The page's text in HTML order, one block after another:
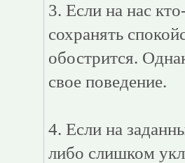
3. Если на нас
сохранять
обострится.
свое поведение.
4. Если на
либо слишком